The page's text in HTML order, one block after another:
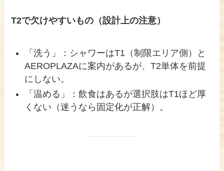
T2で欠けやすいもの（設計上の注意）
「洗う」：シャワーはT1（制限エリア側）と
AEROPLAZAに案内があるが、T2単体を前提
にしない。
「温める」：飲食はあるが選択肢はT1ほど厚
くない（迷うなら固定化が正解）。